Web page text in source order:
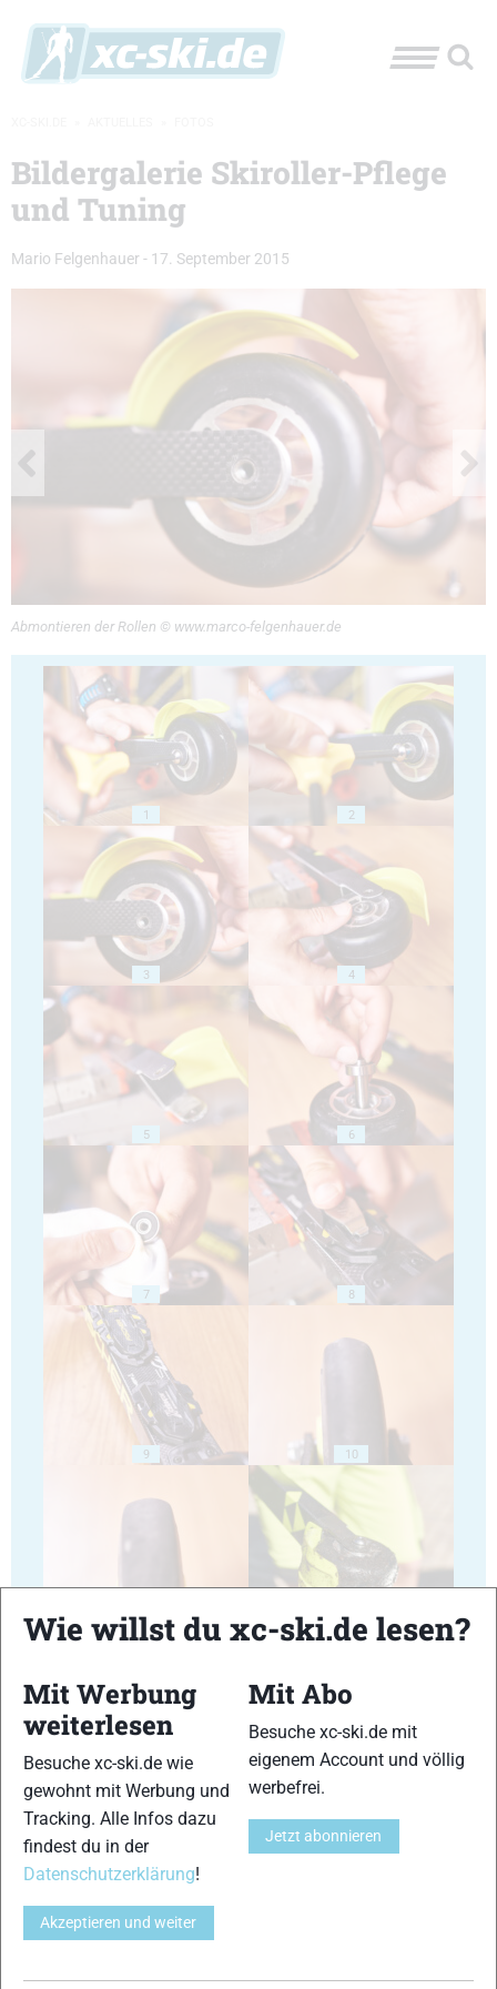
Bildergalerie Skiroller-Pflege
und Tuning
Mario Felgenhauer - 17. September 2015
Abmontieren der Rollen © www.marco-felgenhauer.de
1 2
3 4
5 6
7 8
9 10
11 12
13
© Bilder 1 - 15: www.marco-felgenhauer.de;
Wie willst du xc-ski.de lesen?
Mit Werbung
weiterlesen
Besuche xc-ski.de wie
gewohnt mit Werbung und
Tracking. Alle Infos dazu
findest du in der
Datenschutzerklärung!
Akzeptieren und weiter
Mit Abo
Besuche xc-ski.de mit
eigenem Account und völlig
werbefrei.
Jetzt abonnieren